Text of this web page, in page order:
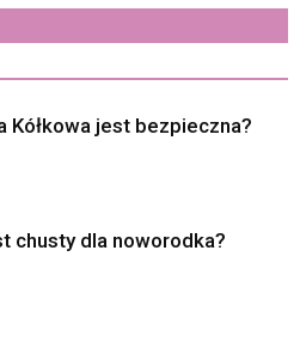
Kółkowa jest bezpieczna?
chusty dla noworodka?